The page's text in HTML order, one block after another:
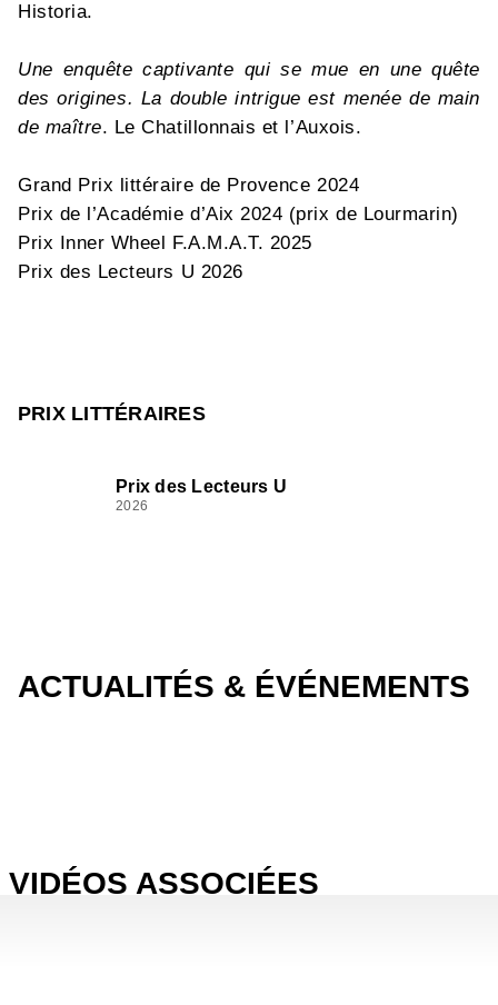
Historia.
Une enquête captivante qui se mue en une quête
des origines. La double intrigue est menée de main
de maître. Le Chatillonnais et l’Auxois.
Grand Prix littéraire de Provence 2024
Prix de l’Académie d’Aix 2024 (prix de Lourmarin)
Prix Inner Wheel F.A.M.A.T. 2025
Prix des Lecteurs U 2026
PRIX LITTÉRAIRES
Prix des Lecteurs U
2026
ACTUALITÉS & ÉVÉNEMENTS
VIDÉOS ASSOCIÉES